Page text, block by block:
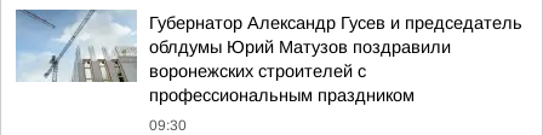
Губернатор Александр Гусев и председатель
облдумы Юрий Матузов поздравили
воронежских строителей с
профессиональным праздником
09:30